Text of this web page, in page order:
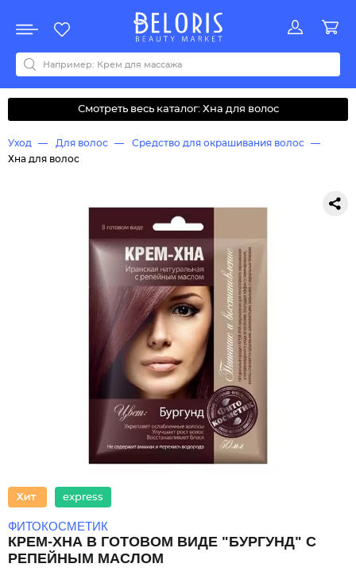
Акции
Все бренды
0-9ABCDEFGHIJKLMNOPQRSTUVWYZАБВДЗИМОКЛНПРСТУФ
Смотреть весь каталог: Хна для волос
Уход Для волос
Средство для окрашивания волос
Хна для волос
express
ФИТОКОСМЕТИК
КРЕМ-ХНА В ГОТОВОМ ВИДЕ "БУРГУНД" С
РЕПЕЙНЫМ МАСЛОМ